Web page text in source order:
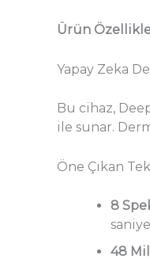
Ürün
Yapay Zeka
Bu cihaz,
ile sunar.
Öne Çıkan
8
48